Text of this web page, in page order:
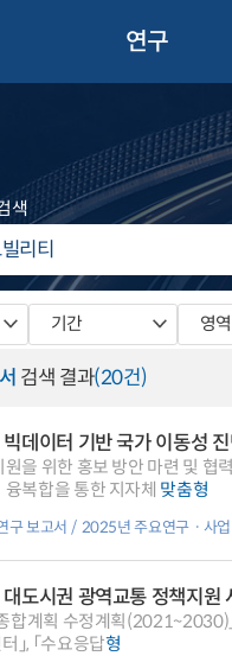
연구
색
기간 영역
검색 결과(20건)
데이터 기반 국가 이동성
원을 위한 홍보 방안 마련 및 협
융복합을 통한 지자체 맞춤형
구 보고서 2025년 주요연구ㆍ사업
도시권 광역교통 정책지원
합계획 수정계획(2021~2030)」
」, 「수요응답형